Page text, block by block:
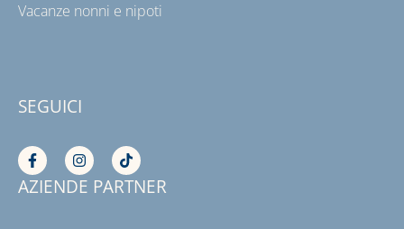
Vacanze nonni e nipoti
SEGUICI
AZIENDE PARTNER